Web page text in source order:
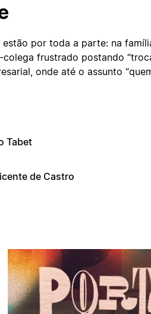
estão por toda a parte: na
frustrado postando
onde até o assunto
Tabet
de Castro